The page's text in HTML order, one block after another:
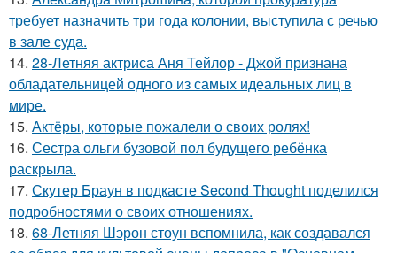
требует назначить три года колонии, выступила с речью
в зале суда.
14. 28-Летняя актриса Аня Тейлор - Джой признана
обладательницей одного из самых идеальных лиц в
мире.
15. Актёры, которые пожалели о своих ролях!
16. Сестра ольги бузовой пол будущего ребёнка
раскрыла.
17. Скутер Браун в подкасте Second Thought поделился
подробностями о своих отношениях.
18. 68-Летняя Шэрон стоун вспомнила, как создавался